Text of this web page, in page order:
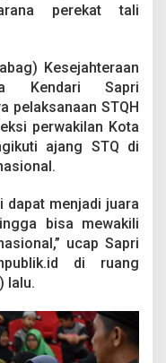
perekat tali
Kesejahteraan
Kendari Sapri
pelaksanaan STQH
perwakilan Kota
ajang STQ di
dapat menjadi juara
bisa mewakili
ucap Sapri
di ruang
lalu.